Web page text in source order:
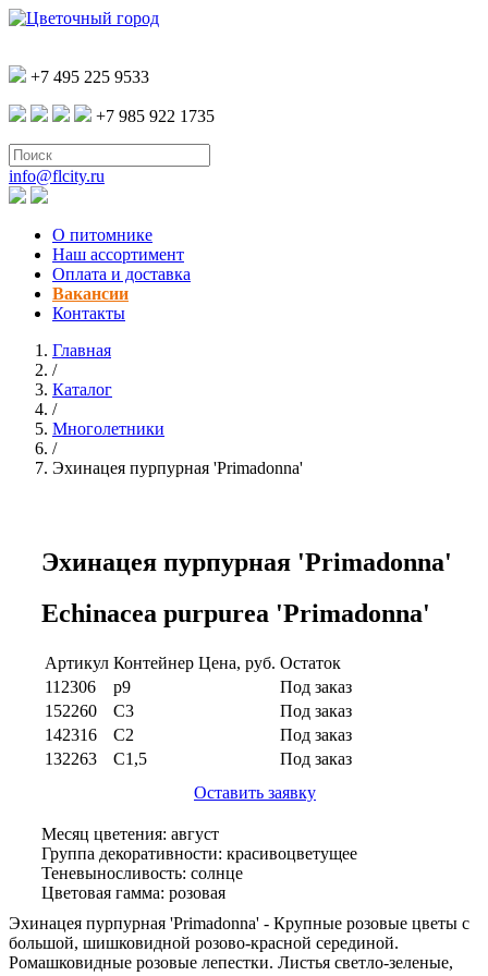
+7 495 225 9533
+7 985 922 1735
info@flcity.ru
О питомнике
Наш ассортимент
Оплата и доставка
Вакансии
Контакты
Главная
/
Каталог
/
Многолетники
/
Эхинацея пурпурная 'Primadonna'
Эхинацея пурпурная 'Primadonna'
Echinacea purpurea 'Primadonna'
Артикул Контейнер Цена, руб. Остаток
112306
p9
Под заказ
152260
C3
Под заказ
142316
C2
Под заказ
132263
C1,5
Под заказ
Оставить заявку
Месяц цветения: август
Группа декоративности: красивоцветущее
Теневыносливость: солнце
Цветовая гамма: розовая
Эхинацея пурпурная 'Primadonna' - Крупные розовые цветы с
большой, шишковидной розово-красной серединой.
Ромашковидные розовые лепестки. Листья светло-зеленые,